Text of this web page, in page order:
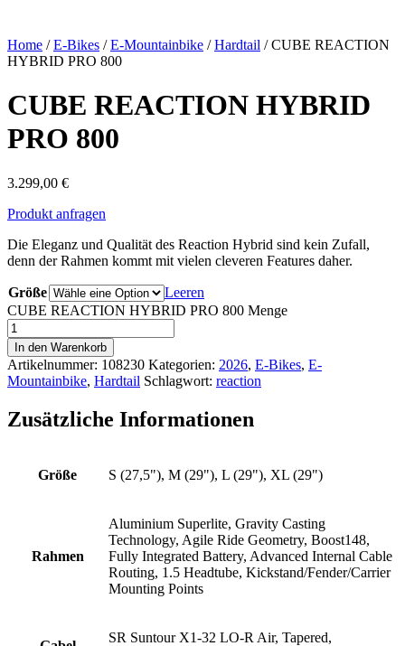
Home /E-Bikes /E-Mountainbike /Hardtail / CUBE REACTION
HYBRID PRO 800
CUBE REACTION HYBRID
PRO 800
3.299,00 €
Produkt anfragen
Die Eleganz und Qualität des Reaction Hybrid sind kein Zufall,
denn der Rahmen kommt mit vielen cleveren Features daher.
Größe
Leeren
CUBE REACTION HYBRID PRO 800 Menge
In den Warenkorb
Artikelnummer: 108230 Kategorien: 2026, E-Bikes, E-
Mountainbike, Hardtail Schlagwort: reaction
Zusätzliche Informationen
Größe S (27,5"), M (29"), L (29"), XL (29")
Rahmen
Aluminium Superlite, Gravity Casting
Technology, Agile Ride Geometry, Boost148,
Fully Integrated Battery, Advanced Internal Cable
Routing, 1.5 Headtube, Kickstand/Fender/Carrier
Mounting Points
SR Suntour X1-32 LO-R Air, Tapered,